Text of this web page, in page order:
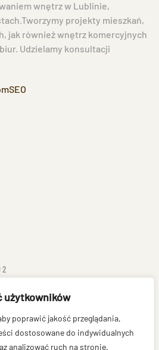
użytkowników
poprawić jakość przeglądania,
dostosowane do indywidualnych
analizować ruch na stronie.
wnętrz w Lublinie,
projekty mieszkań,
jak również wnętrz komercyjnych
Udzielamy konsultacji
2